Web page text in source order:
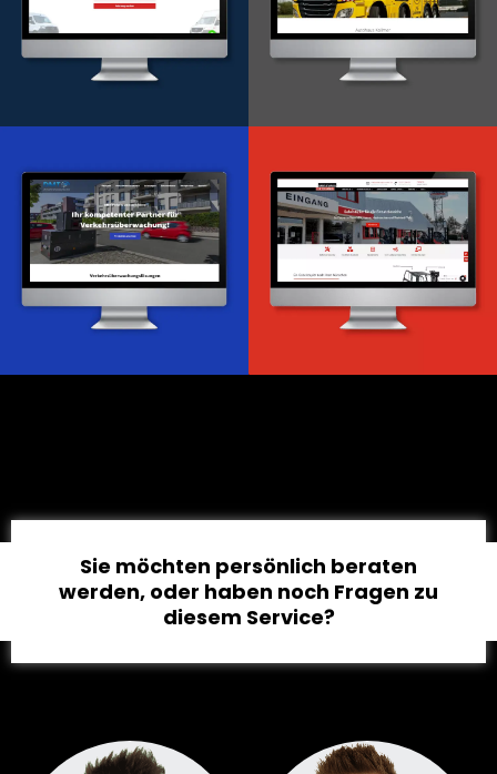
WordPress Entwicklung
Webdesign & -entwicklung
Sie möchten persönlich beraten
werden, oder haben noch Fragen zu
diesem Service?